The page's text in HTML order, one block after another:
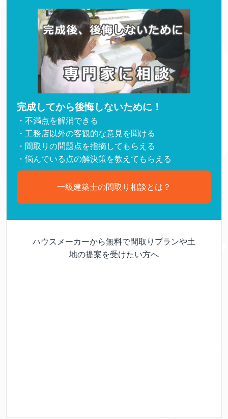
完成してから後悔しないために！
・不満点を解消できる
・工務店以外の客観的な意見を聞ける
・間取りの問題点を指摘してもらえる
・悩んでいる点の解決策を教えてもらえる
一級建築士の間取り相談とは？
ハウスメーカーから無料で間取りプランや土
地の提案を受けたい方へ